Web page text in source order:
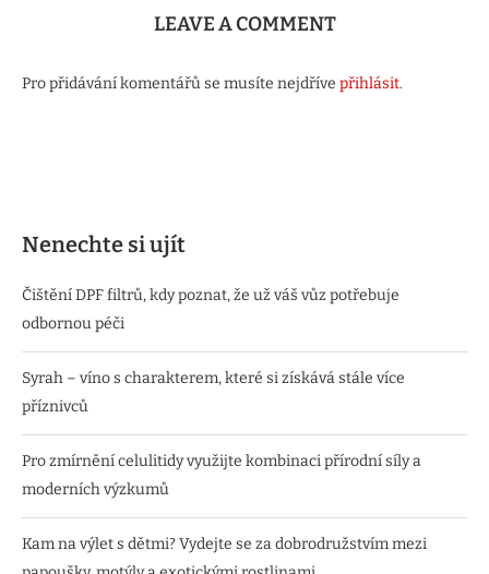
LEAVE A COMMENT
Pro přidávání komentářů se musíte nejdříve přihlásit.
Nenechte si ujít
Čištění DPF filtrů, kdy poznat, že už váš vůz potřebuje
odbornou péči
Syrah – víno s charakterem, které si získává stále více
příznivců
Pro zmírnění celulitidy využijte kombinaci přírodní síly a
moderních výzkumů
Kam na výlet s dětmi? Vydejte se za dobrodružstvím mezi